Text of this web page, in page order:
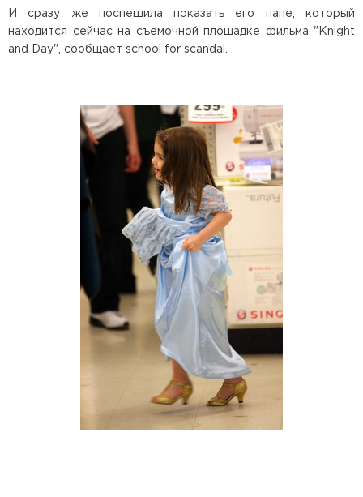
И сразу же поспешила показать его папе, который
находится сейчас на съемочной площадке фильма "Knight
and Day", сообщает school for scandal.